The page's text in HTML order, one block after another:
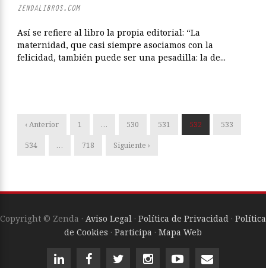
ZENDALIBROS.COM
Así se refiere al libro la propia editorial: “La
maternidad, que casi siempre asociamos con la
felicidad, también puede ser una pesadilla: la de...
‹ Anterior 1 … 530 531 532 533
534 … 718 Siguiente ›
Copyright © Zenda · Aviso Legal · Política de Privacidad · Política
de Cookies · Participa · Mapa Web